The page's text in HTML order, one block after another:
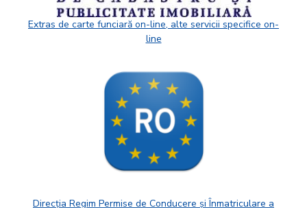
Extras de carte funciară on-line, alte servicii specifice on-
line
Direcția Regim Permise de Conducere și Înmatriculare a